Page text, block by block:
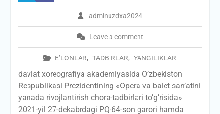
adminuzdxa2024
Leave a comment
E’LONLAR, TADBIRLAR, YANGILIKLAR
davlat xoreografiya akademiyasida O’zbekiston
Respublikasi Prezidentining «Opera va balet san’atini
yanada rivojlantirish chora-tadbirlari to’g’risida»
2021-yil 27-dekabrdagi PQ-64-son garori hamda